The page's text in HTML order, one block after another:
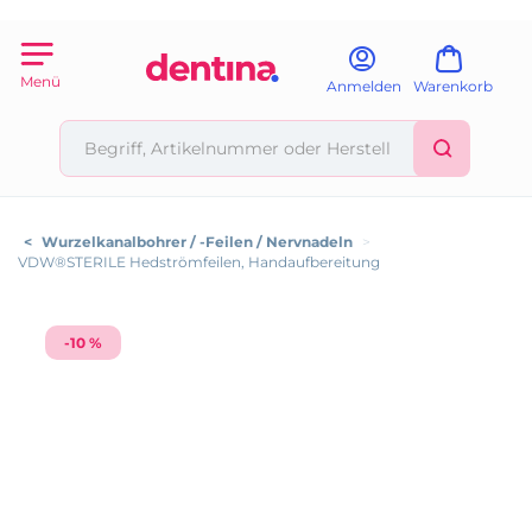
Menü Anmelden Warenkorb
< Wurzelkanalbohrer / -Feilen / Nervnadeln >
VDW®STERILE Hedströmfeilen, Handaufbereitung
-10 %